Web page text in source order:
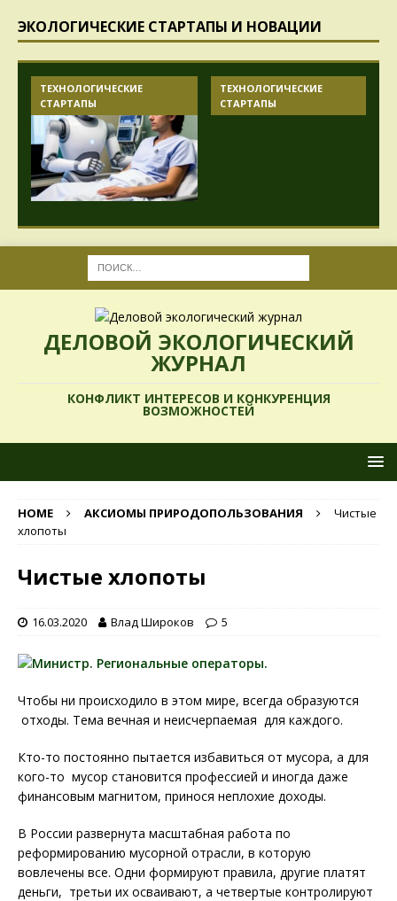
ЭКОЛОГИЧЕСКИЕ СТАРТАПЫ И НОВАЦИИ
ТЕХНОЛОГИЧЕСКИЕ
СТАРТАПЫ
ТЕХНОЛОГИЧЕСКИЕ
СТАРТАПЫ
ДЕЛОВОЙ ЭКОЛОГИЧЕСКИЙ
ЖУРНАЛ
КОНФЛИКТ ИНТЕРЕСОВ И КОНКУРЕНЦИЯ
ВОЗМОЖНОСТЕЙ
HOME АКСИОМЫ ПРИРОДОПОЛЬЗОВАНИЯ
Чистые
хлопоты
Чистые хлопоты
16.03.2020 Влад Широков 5
Чтобы ни происходило в этом мире, всегда образуются
отходы. Тема вечная и неисчерпаемая для каждого.
Кто-то постоянно пытается избавиться от мусора, а для
кого-то мусор становится профессией и иногда даже
финансовым магнитом, принося неплохие доходы.
В России развернута масштабная работа по
реформированию мусорной отрасли, в которую
вовлечены все. Одни формируют правила, другие платят
деньги, третьи их осваивают, а четвертые контролируют